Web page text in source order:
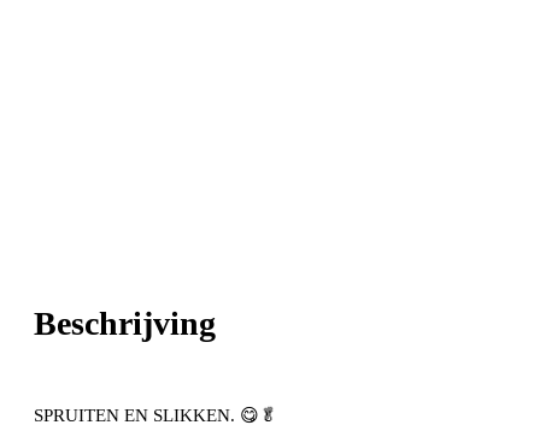
Beschrijving
SPRUITEN EN SLIKKEN. 😋🥬